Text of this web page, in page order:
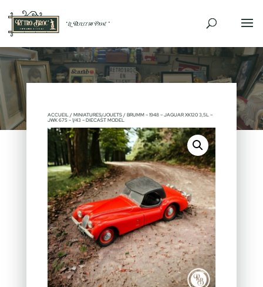
ACCUEIL/ MINIATURES/JOUETS/ BRUMM – 1948 – JAGUAR XK120 3,5L –
JWK 675 – 1/43 – DIECAST MODEL